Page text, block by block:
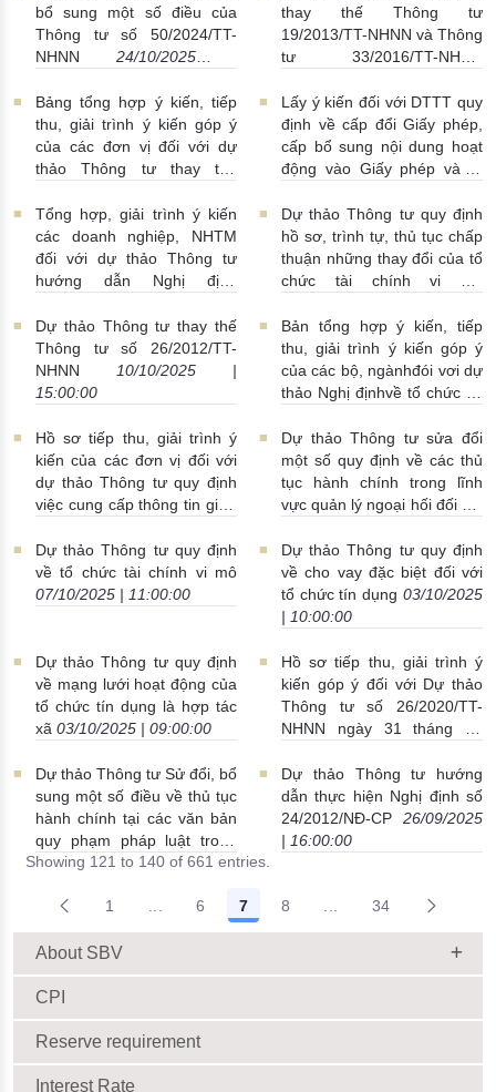
thủ tục hành chính, thay đổi
cơ cấu, tổ chức bộ máy
29/10/2025 | 09:00:00
bổ sung một số điều của
Thông tư số 50/2024/TT-
NHNN
24/10/2025 |
thay thế Thông tư
19/2013/TT-NHNN và Thông
tư 33/2016/TT-NHNN
Bảng tổng hợp ý kiến, tiếp
thu, giải trình ý kiến góp ý
của các đơn vị đối với dự
thảo Thông tư thay thế
ngày 24/12/2018 của Thống
đốc NHNN quy định quản lý
và sử dụng mạng máy tính
của Ngân hàng Nhà nước
16:55:00
Lấy ý kiến đối với DTTT quy
định về cấp đổi Giấy phép,
cấp bổ sung nội dung hoạt
động vào Giấy phép và tổ
phi ngân hàng
16/10/2025 |
14:00:00
Tổng hợp, giải trình ý kiến
các doanh nghiệp, NHTM
đối với dự thảo Thông tư
hướng dẫn Nghị định
đổi, bổ sung bởi Nghị định
232/2025/NĐ-CP
15/10/2025 | 10:00:00
Dự thảo Thông tư quy định
hồ sơ, trình tự, thủ tục chấp
thuận những thay đổi của tổ
chức tài chính vi mô
Dự thảo Thông tư thay thế
Thông tư số 26/2012/TT-
NHNN
10/10/2025 |
15:00:00
Bản tổng hợp ý kiến, tiếp
thu, giải trình ý kiến góp ý
của các bộ, ngànhđói vơi dự
thảo Nghị địnhvề tổ chức và
ngân hàng
09/10/2025 |
09:00:00
Hồ sơ tiếp thu, giải trình ý
kiến của các đơn vị đối với
dự thảo Thông tư quy định
việc cung cấp thông tin giữa
thế thông tư số 34/2016/TT-
NHNN)
08/10/2025 |
17:00:00
Dự thảo Thông tư sửa đổi
một số quy định về các thủ
tục hành chính trong lĩnh
vực quản lý ngoại hối đối với
08/10/2025 | 15:00:00
Dự thảo Thông tư quy định
về tổ chức tài chính vi mô
07/10/2025 | 11:00:00
Dự thảo Thông tư quy định
về cho vay đặc biệt đối với
tổ chức tín dụng 03/10/2025
| 10:00:00
Dự thảo Thông tư quy định
về mạng lưới hoạt động của
tổ chức tín dụng là hợp tác
xã 03/10/2025 | 09:00:00
Hồ sơ tiếp thu, giải trình ý
kiến góp ý đối với Dự thảo
Thông tư số 26/2020/TT-
NHNN ngày 31 tháng 12
Ngân hàng Nhà nước Việt
Nam quy định việc phát
ngôn và cung cấp thông
tin của Ngân hàng Nhà
Dự thảo Thông tư Sử đổi, bổ
sung một số điều về thủ tục
hành chính tại các văn bản
quy phạm pháp luật trong
lĩnh vực quản lý hoạt động
dụng ngoại hối
30/09/2025 |
14:31:00
Dự thảo Thông tư hướng
dẫn thực hiện Nghị định số
24/2012/NĐ-CP
26/09/2025
| 16:00:00
Showing 121 to 140 of 661 entries.
1 Intermediate Pages Use TAB to navigate.
6 7 8 Intermediate Pages
34
About SBV
CPI
Reserve requirement
Interest Rate